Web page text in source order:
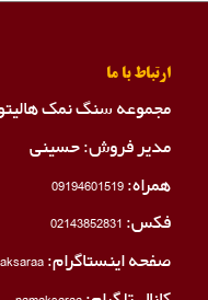
ارتباط با ما
مجموعه سنگ نمک
مدیر فروش: حسینی
همراه:09194601519
فکس:02143852831
صفحه اینستاگرام: